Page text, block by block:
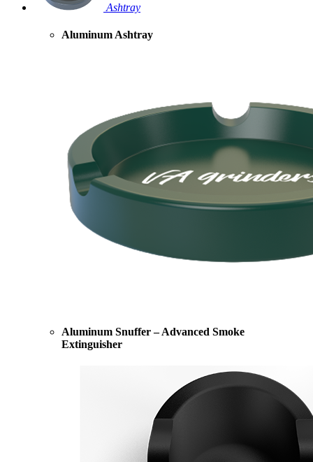
Ashtray
Aluminum Ashtray
Aluminum Snuffer – Advanced Smoke
Extinguisher